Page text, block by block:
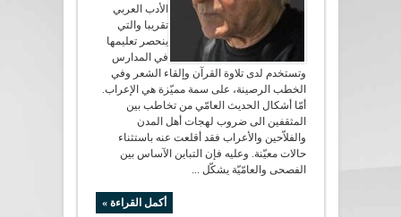
الأدب العربي
تقريبا والتي
ينحصر تعليمها
في المدارس
وتستخدم لدى تلاوة القرآن وإلقاء الشعر وفي
الخطب الرصينة، على سمة مميّزة هي الإعراب.
أمّا أشكال الحديث العامّي من تخاطب بين
المثقفين الى ضروب لهجات أهل المدن
والفلاّحين والأعراب فقد أقلعت عنه باستثناء
حالات معيّنة. وعليه فإن التباين الآساس بين
الفصحى والعامّيّة يشكّل ...
أكمل القراءة »